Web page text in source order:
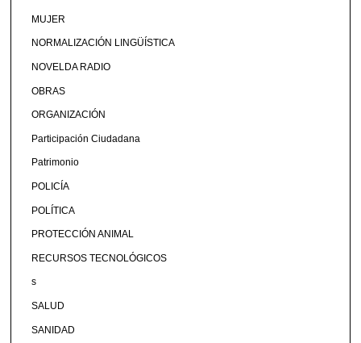
MUJER
NORMALIZACIÓN LINGÜÍSTICA
NOVELDA RADIO
OBRAS
ORGANIZACIÓN
Participación Ciudadana
Patrimonio
POLICÍA
POLÍTICA
PROTECCIÓN ANIMAL
RECURSOS TECNOLÓGICOS
s
SALUD
SANIDAD